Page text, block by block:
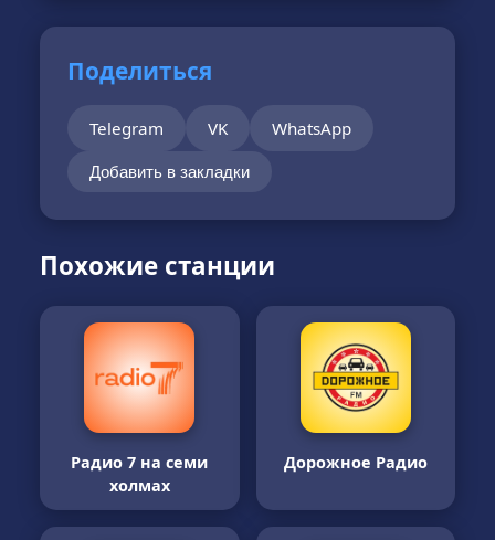
Поделиться
Telegram VK WhatsApp
Добавить в закладки
Похожие станции
Радио 7 на семи
холмах
Дорожное Радио